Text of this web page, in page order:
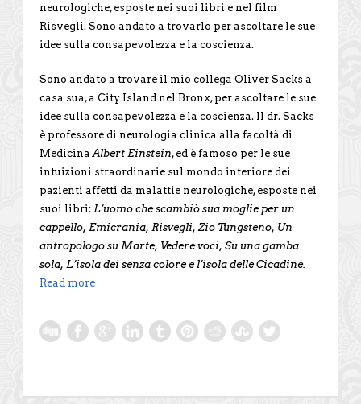
neurologiche, esposte nei suoi libri e nel film
Risvegli. Sono andato a trovarlo per ascoltare le sue
idee sulla consapevolezza e la coscienza.
Sono andato a trovare il mio collega Oliver Sacks a
casa sua, a City Island nel Bronx, per ascoltare le sue
idee sulla consapevolezza e la coscienza. Il dr. Sacks
è professore di neurologia clinica alla facoltà di
MedicinaAlbert Einstein, ed è famoso per le sue
intuizioni straordinarie sul mondo interiore dei
pazienti affetti da malattie neurologiche, esposte nei
suoi libri: L’uomo che scambiò sua moglie per un
cappello, Emicrania, Risvegli, Zio Tungsteno, Un
antropologo su Marte, Vedere voci, Su una gamba
sola, L’isola dei senza colore e l’isola delle Cicadine.
Read more